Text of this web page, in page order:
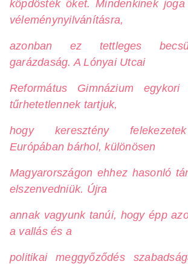
köpdösték őket. Mindenkinek
véleménynyilvánításra,
azonban ez tettleges
garázdaság. A Lónyai Utcai
Református Gimnázium
tűrhetetlennek tartjuk,
hogy keresztény
Európában bárhol, különösen
Magyarországon ehhez hasonló
elszenvedniük. Újra
annak vagyunk tanúi, hogy épp
a vallás és a
politikai meggyőződés